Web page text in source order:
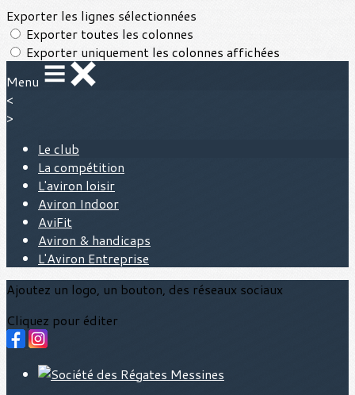
Exporter les lignes sélectionnées
Exporter toutes les colonnes
Exporter uniquement les colonnes affichées
Menu
<
>
Le club
La compétition
L'aviron loisir
Aviron Indoor
AviFit
Aviron & handicaps
L'Aviron Entreprise
Ajoutez un logo, un bouton, des réseaux sociaux
Cliquez pour éditer